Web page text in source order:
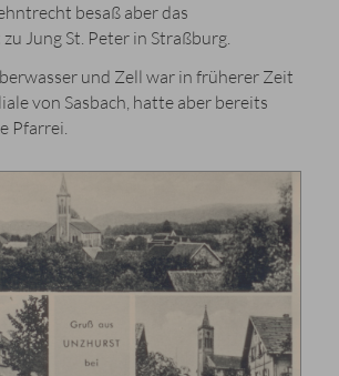
besaß aber das
Jung St. Peter in Straßburg.
und Zell war in früherer Zeit
von Sasbach, hatte aber bereits
Pfarrei.